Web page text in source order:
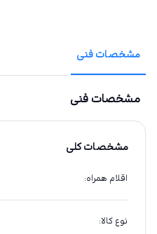
مشخصات فنی
مشخصات فنی
مشخصات کلی
اقلام همراه:
نوع کالا: